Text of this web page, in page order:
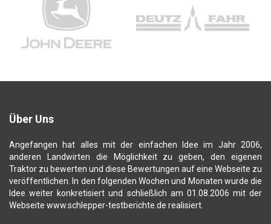
Über Uns
Angefangen hat alles mit der einfachen Idee im Jahr 2006,
anderen Landwirten die Möglichkeit zu geben, den eigenen
Traktor zu bewerten und diese Bewertungen auf eine Webseite zu
veröffentlichen. In den folgenden Wochen und Monaten wurde die
Idee weiter konkretisiert und schließlich am 01.08.2006 mit der
Webseite www.schlepper-testberichte.de realisiert.